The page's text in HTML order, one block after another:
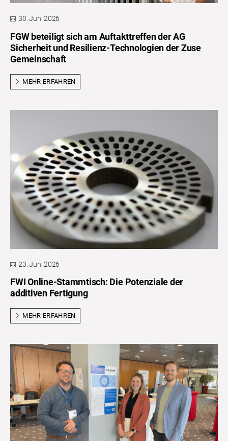
30. Juni 2026
FGW beteiligt sich am Auftakttreffen der AG
Sicherheit und Resilienz-Technologien der Zuse
Gemeinschaft
MEHR ERFAHREN
23. Juni 2026
FWI Online-Stammtisch: Die Potenziale der
additiven Fertigung
MEHR ERFAHREN